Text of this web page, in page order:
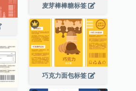
麦芽棒棒糖标签
巧克力面包标签